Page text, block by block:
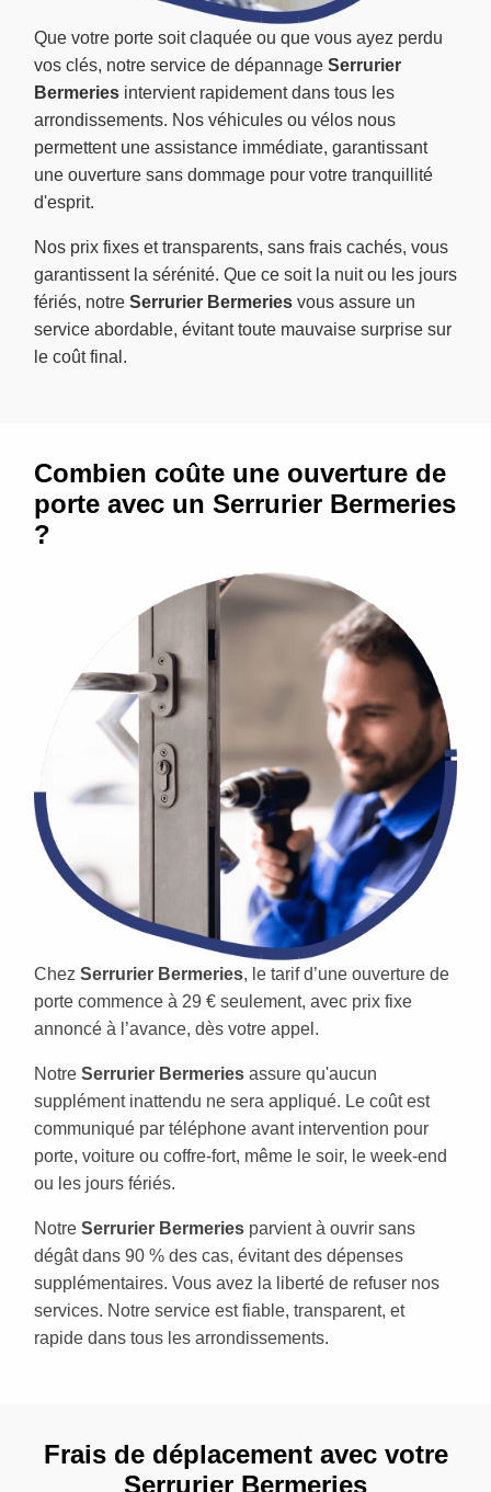
Que votre porte soit claquée ou que vous ayez perdu
vos clés, notre service de dépannage Serrurier
Bermeries intervient rapidement dans tous les
arrondissements. Nos véhicules ou vélos nous
permettent une assistance immédiate, garantissant
une ouverture sans dommage pour votre tranquillité
d'esprit.
Nos prix fixes et transparents, sans frais cachés, vous
garantissent la sérénité. Que ce soit la nuit ou les jours
fériés, notre Serrurier Bermeries vous assure un
service abordable, évitant toute mauvaise surprise sur
le coût final.
Combien coûte une ouverture de
porte avec un Serrurier Bermeries
?
Chez Serrurier Bermeries, le tarif d’une ouverture de
porte commence à 29 € seulement, avec prix fixe
annoncé à l’avance, dès votre appel.
Notre Serrurier Bermeries assure qu'aucun
supplément inattendu ne sera appliqué. Le coût est
communiqué par téléphone avant intervention pour
porte, voiture ou coffre-fort, même le soir, le week-end
ou les jours fériés.
Notre Serrurier Bermeries parvient à ouvrir sans
dégât dans 90 % des cas, évitant des dépenses
supplémentaires. Vous avez la liberté de refuser nos
services. Notre service est fiable, transparent, et
rapide dans tous les arrondissements.
Frais de déplacement avec votre
Serrurier Bermeries